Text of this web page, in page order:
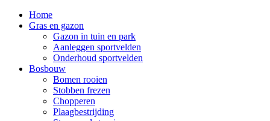
Home
Gras en gazon
Gazon in tuin en park
Aanleggen sportvelden
Onderhoud sportvelden
Bosbouw
Bomen rooien
Stobben frezen
Chopperen
Plaagbestrijding